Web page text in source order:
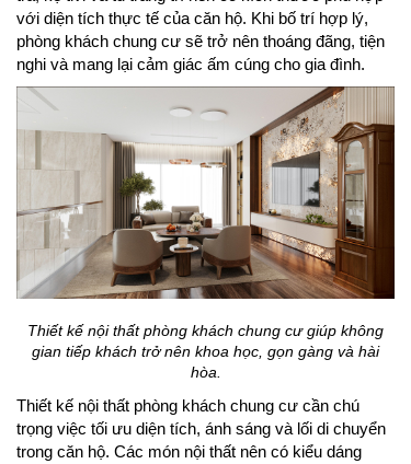
với diện tích thực tế của căn hộ. Khi bố trí hợp lý,
phòng khách chung cư sẽ trở nên thoáng đãng, tiện
nghi và mang lại cảm giác ấm cúng cho gia đình.
Thiết kế nội thất phòng khách chung cư giúp không
gian tiếp khách trở nên khoa học, gọn gàng và hài
hòa.
Thiết kế nội thất phòng khách chung cư cần chú
trọng việc tối ưu diện tích, ánh sáng và lối di chuyển
trong căn hộ. Các món nội thất nên có kiểu dáng